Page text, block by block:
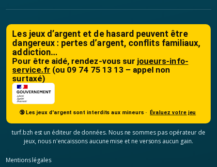
Les jeux d’argent et de hasard peuvent être
dangereux : pertes d’argent, conflits familiaux,
addiction…
Pour être aidé, rendez-vous sur joueurs-info-
service.fr (ou 09 74 75 13 13 – appel non
surtaxé)
🔞 Les jeux d'argent sont interdits aux mineurs · Évaluez votre jeu
turf.bzh est un éditeur de données. Nous ne sommes pas opérateur de
jeux, nous n'encaissons aucune mise et ne versons aucun gain.
Mentions légales